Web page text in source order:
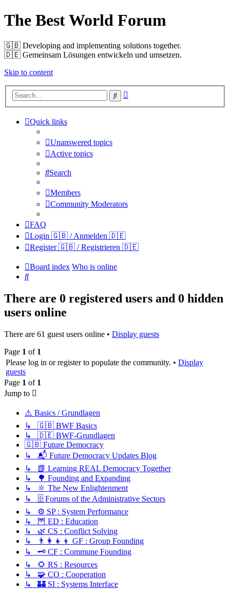
The Best World Forum
🇬🇧️ Developing and implementing solutions together.
🇩🇪️ Gemeinsam Lösungen entwickeln und umsetzen.
Skip to content
Search
Quick links
Unanswered topics
Active topics
Search
Members
Community Moderators
FAQ
Login 🇬🇧 / Anmelden 🇩🇪
Register 🇬🇧 / Registrieren 🇩🇪
Board index Who is online
Search
There are 0 registered users and 0 hidden
users online
There are 61 guest users online • Display guests
Page 1 of 1
Please log in or register to populate the community. • Display
guests
Page 1 of 1
Jump to
⚠️ Basics / Grundlagen
↳ 🇬🇧 BWF Basics
↳ 🇩🇪 BWF-Grundlagen
🇬🇧 Future Democracy
↳ 📬 Future Democracy Updates Blog
↳ 📗 Learning REAL Democracy Together
↳ 🌳 Founding and Expanding
↳ 🔆 The New Enlightenment
↳ 🗄️ Forums of the Administrative Sectors
↳ ⚙️ SP : System Performance
↳ 🦉 ED : Education
↳ 🌿 CS : Conflict Solving
↳ 👨‍👩‍👧‍👦 GF : Group Founding
↳ 🗝️ CF : Commune Founding
↳ 🌻 RS : Resources
↳ 🧩 CO : Cooperation
↳ 🏰 SI : Systems Interface